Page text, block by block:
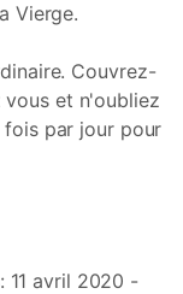
Vierge.
Couvrez-
et n'oubliez
fois par jour pour
: 11 avril 2020 -